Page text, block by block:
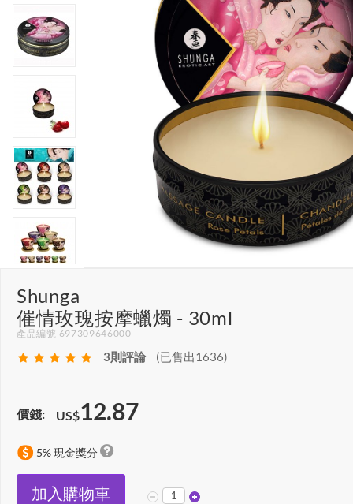
Shunga
催情玫瑰按摩蠟燭 - 30ml
產品編號 697309646000
3則評論 (已售出1636)
價錢: US$12.87
5% 現金獎分
加入購物車